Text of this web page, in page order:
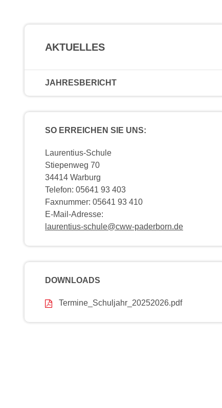
AKTUELLES
JAHRESBERICHT
SO ERREICHEN SIE UNS:
Laurentius-Schule
Stiepenweg 70
34414 Warburg
Telefon: 05641 93 403
Faxnummer: 05641 93 410
E-Mail-Adresse:
laurentius-schule@cww-paderborn.de
DOWNLOADS
Termine_Schuljahr_20252026.pdf